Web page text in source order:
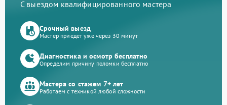
С выездом квалифицированного мастера
Срочный выезд
Мастер приедет уже через 30 минут
Диагностика и осмотр бесплатно
Определим причину поломки бесплатно
Мастера со стажем 7+ лет
Работаем с техникой любой сложности